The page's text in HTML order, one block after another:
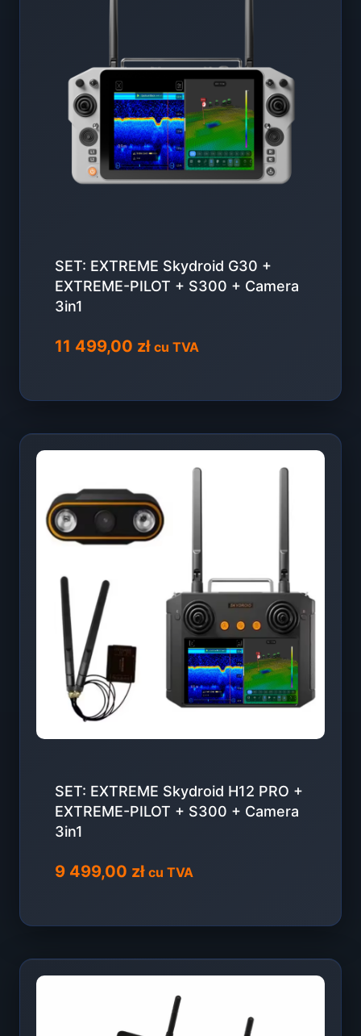
SET: EXTREME Skydroid G30 +
EXTREME-PILOT + S300 + Camera
3in1
11 499,00 zł cu TVA
SET: EXTREME Skydroid H12 PRO +
EXTREME-PILOT + S300 + Camera
3in1
9 499,00 zł cu TVA